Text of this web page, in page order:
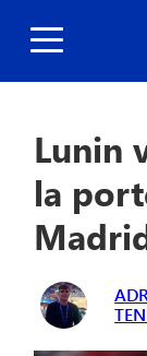
Lunin
la